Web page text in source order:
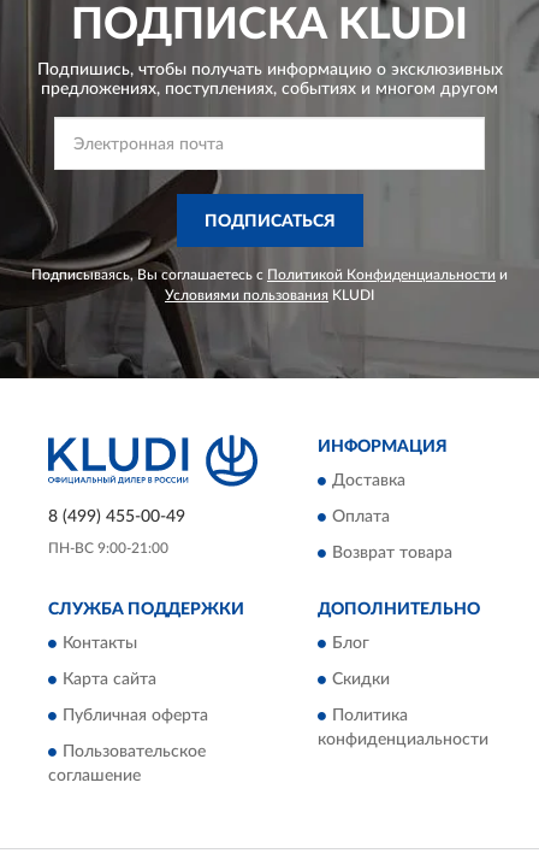
ПОДПИСКАKLUDI
Подпишись, чтобы получать информацию о эксклюзивных
предложениях, поступлениях, событиях и многом другом
ПОДПИСАТЬСЯ
Подписываясь, Вы соглашаетесь с Политикой Конфиденциальности и
Условиями пользования KLUDI
8 (499) 455-00-49
ПН-ВС 9:00-21:00
ИНФОРМАЦИЯ
Доставка
Оплата
Возврат товара
СЛУЖБА ПОДДЕРЖКИ
Контакты
Карта сайта
Публичная оферта
Пользовательское
соглашение
ДОПОЛНИТЕЛЬНО
Блог
Скидки
Политика
конфиденциальности